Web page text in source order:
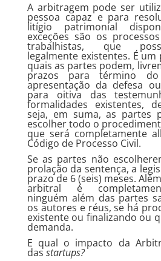
A arbitragem pode ser
pessoa capaz e para
litígio patrimonial
exceções são os
trabalhistas, que
legalmente existentes. É
quais as partes podem,
prazos para término
apresentação da defesa
para oitiva das
formalidades existentes,
seja, em suma, as partes
escolher todo o
que será completamente
Código de Processo Civil.
Se as partes não
prolação da sentença, a
prazo de 6 (seis) meses.
arbitral é
ninguém além das partes
os autores e réus, se há
existente ou finalizando ou
demanda.
E qual o impacto da
dasstartups?